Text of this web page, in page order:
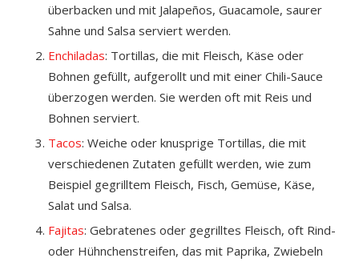
überbacken und mit Jalapeños, Guacamole, saurer
Sahne und Salsa serviert werden.
Enchiladas: Tortillas, die mit Fleisch, Käse oder
Bohnen gefüllt, aufgerollt und mit einer Chili-Sauce
überzogen werden. Sie werden oft mit Reis und
Bohnen serviert.
Tacos: Weiche oder knusprige Tortillas, die mit
verschiedenen Zutaten gefüllt werden, wie zum
Beispiel gegrilltem Fleisch, Fisch, Gemüse, Käse,
Salat und Salsa.
Fajitas: Gebratenes oder gegrilltes Fleisch, oft Rind-
oder Hühnchenstreifen, das mit Paprika, Zwiebeln